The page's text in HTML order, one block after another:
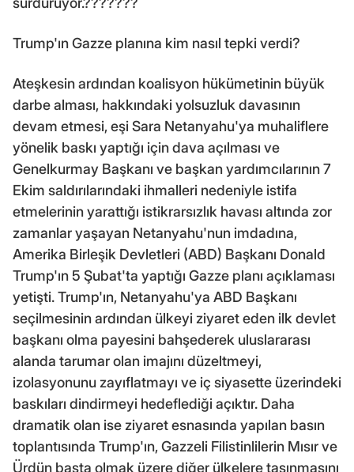
Trump'ın Gazze planına kim nasıl tepki verdi?
Ateşkesin ardından koalisyon hükümetinin büyük
darbe alması, hakkındaki yolsuzluk davasının
devam etmesi, eşi Sara Netanyahu'ya muhaliflere
yönelik baskı yaptığı için dava açılması ve
Genelkurmay Başkanı ve başkan yardımcılarının 7
Ekim saldırılarındaki ihmalleri nedeniyle istifa
etmelerinin yarattığı istikrarsızlık havası altında zor
zamanlar yaşayan Netanyahu'nun imdadına,
Amerika Birleşik Devletleri (ABD) Başkanı Donald
Trump'ın 5 Şubat'ta yaptığı Gazze planı açıklaması
yetişti. Trump'ın, Netanyahu'ya ABD Başkanı
seçilmesinin ardından ülkeyi ziyaret eden ilk devlet
başkanı olma payesini bahşederek uluslararası
alanda tarumar olan imajını düzeltmeyi,
izolasyonunu zayıflatmayı ve iç siyasette üzerindeki
baskıları dindirmeyi hedeflediği açıktır. Daha
dramatik olan ise ziyaret esnasında yapılan basın
toplantısında Trump'ın, Gazzeli Filistinlilerin Mısır ve
Ürdün başta olmak üzere diğer ülkelere taşınmasını